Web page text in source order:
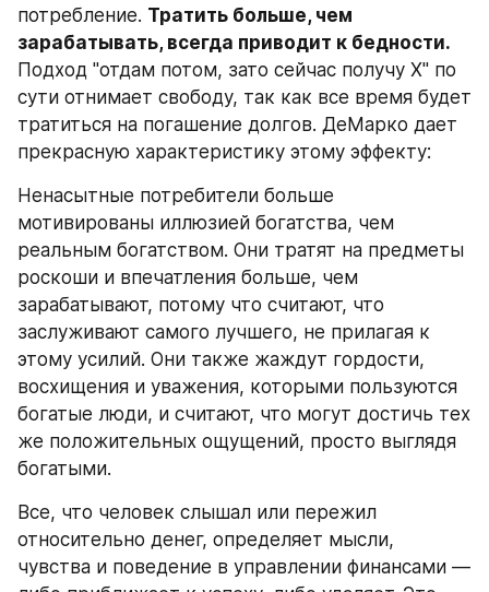
потребление. Тратить больше, чем
зарабатывать, всегда приводит к бедности.
Подход "отдам потом, зато сейчас получу Х" по
сути отнимает свободу, так как все время будет
тратиться на погашение долгов. ДеМарко дает
прекрасную характеристику этому эффекту:
Ненасытные потребители больше
мотивированы иллюзией богатства, чем
реальным богатством. Они тратят на предметы
роскоши и впечатления больше, чем
зарабатывают, потому что считают, что
заслуживают самого лучшего, не прилагая к
этому усилий. Они также жаждут гордости,
восхищения и уважения, которыми пользуются
богатые люди, и считают, что могут достичь тех
же положительных ощущений, просто выглядя
богатыми.
Все, что человек слышал или пережил
относительно денег, определяет мысли,
чувства и поведение в управлении финансами —